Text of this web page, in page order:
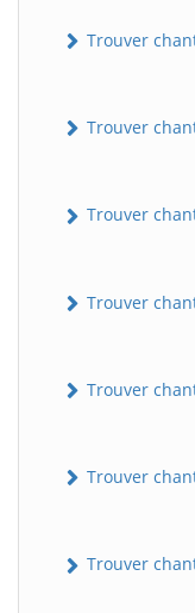
Trouver
Trouver
Trouver
Trouver
Trouver
Trouver
Trouver